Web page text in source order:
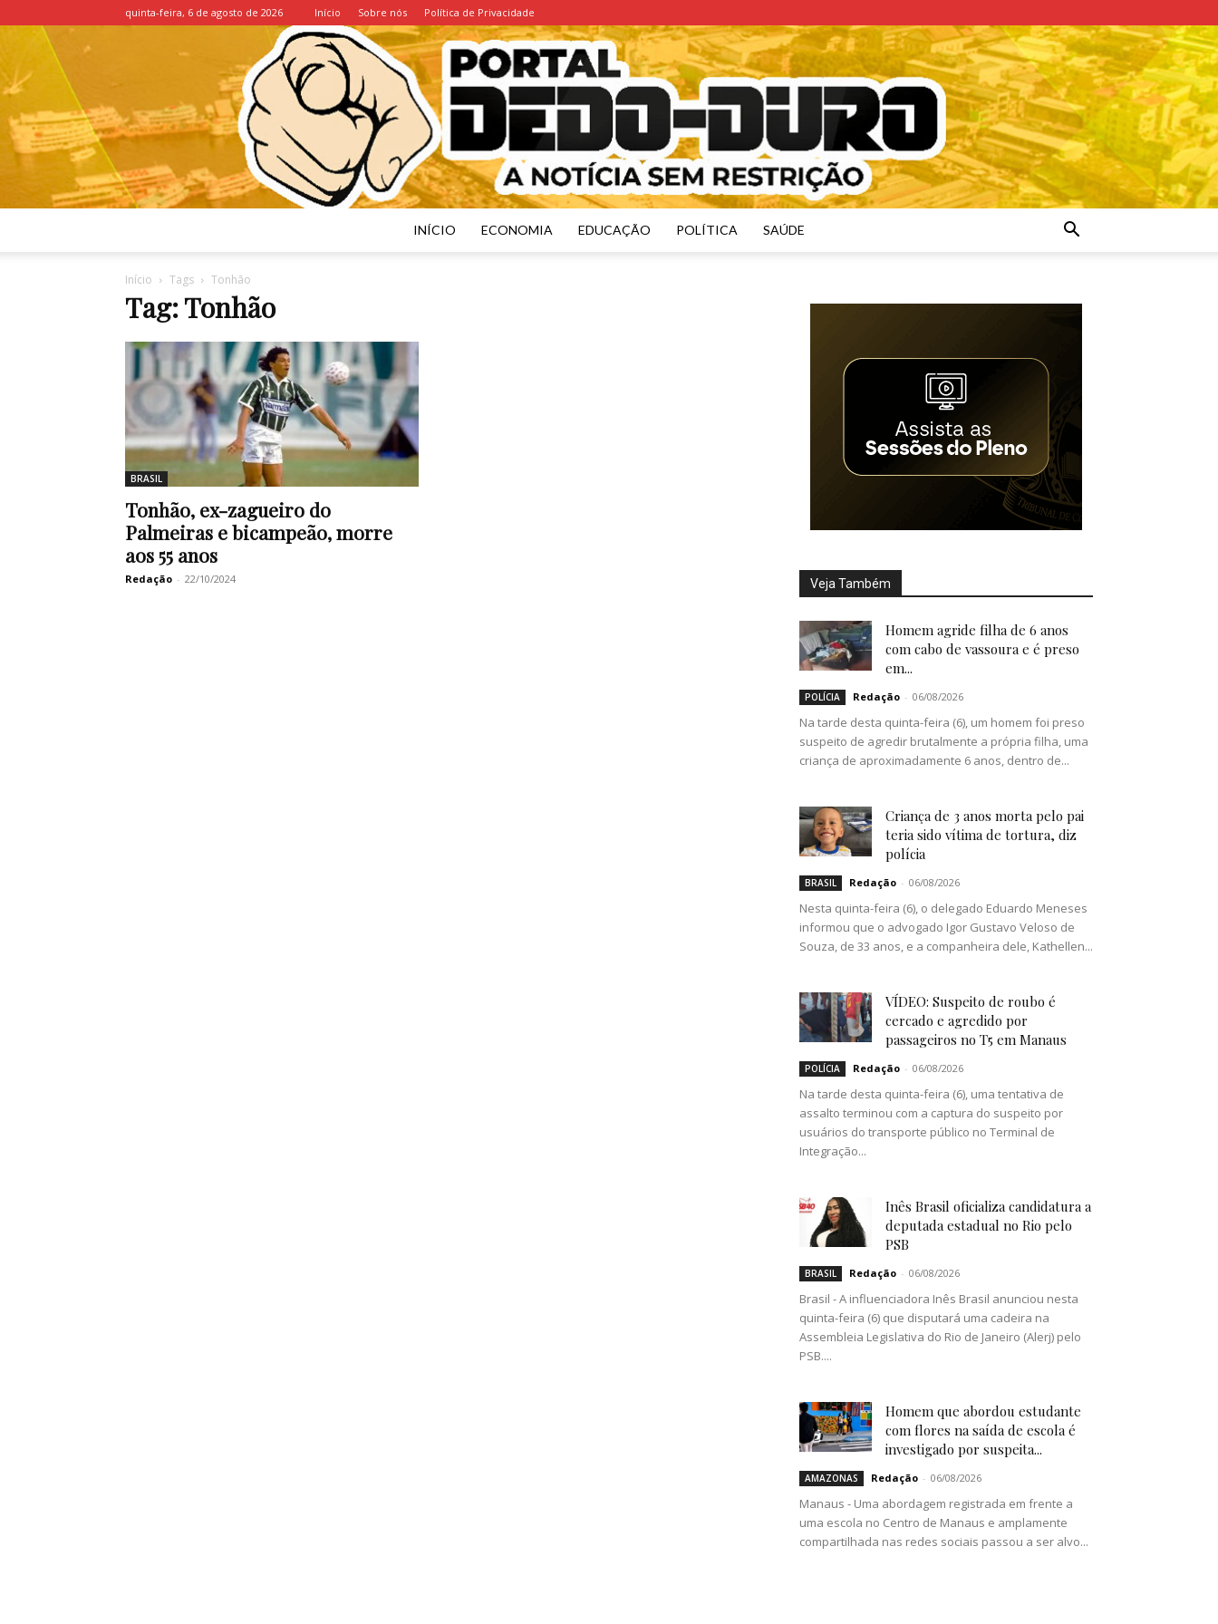
quinta-feira, 6 de agosto de 2026 Início Sobre nós Política de Privacidade
INÍCIO ECONOMIA EDUCAÇÃO POLÍTICA SAÚDE
Início Tags Tonhão
Tag: Tonhão
BRASIL
Tonhão, ex-zagueiro do
Palmeiras e bicampeão, morre
aos 55 anos
Redação - 22/10/2024 Veja Também
Homem agride filha de 6 anos
com cabo de vassoura e é preso
em...
POLÍCIA Redação - 06/08/2026
Na tarde desta quinta-feira (6), um homem foi preso
suspeito de agredir brutalmente a própria filha, uma
criança de aproximadamente 6 anos, dentro de...
Criança de 3 anos morta pelo pai
teria sido vítima de tortura, diz
polícia
BRASIL Redação - 06/08/2026
Nesta quinta-feira (6), o delegado Eduardo Meneses
informou que o advogado Igor Gustavo Veloso de
Souza, de 33 anos, e a companheira dele, Kathellen...
VÍDEO: Suspeito de roubo é
cercado e agredido por
passageiros no T5 em Manaus
POLÍCIA Redação - 06/08/2026
Na tarde desta quinta-feira (6), uma tentativa de
assalto terminou com a captura do suspeito por
usuários do transporte público no Terminal de
Integração...
Inês Brasil oficializa candidatura a
deputada estadual no Rio pelo
PSB
BRASIL Redação - 06/08/2026
Brasil - A influenciadora Inês Brasil anunciou nesta
quinta-feira (6) que disputará uma cadeira na
Assembleia Legislativa do Rio de Janeiro (Alerj) pelo
PSB....
Homem que abordou estudante
com flores na saída de escola é
investigado por suspeita...
AMAZONAS Redação - 06/08/2026
Manaus - Uma abordagem registrada em frente a
uma escola no Centro de Manaus e amplamente
compartilhada nas redes sociais passou a ser alvo...